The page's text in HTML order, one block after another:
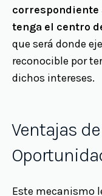
correspondiente
tenga el centro
que será donde
reconocible por
dichos intereses.
Ventajas
Este mecanismo